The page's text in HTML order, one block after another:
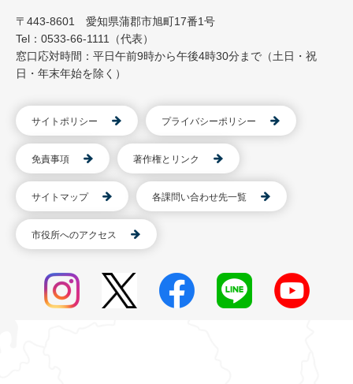
〒443-8601 愛知県蒲郡市旭町17番1号
Tel：0533-66-1111（代表）
窓口応対時間：平日午前9時から午後4時30分まで（土日・祝
日・年末年始を除く）
サイトポリシー プライバシーポリシー
免責事項 著作権とリンク
サイトマップ 各課問い合わせ先一覧
市役所へのアクセス